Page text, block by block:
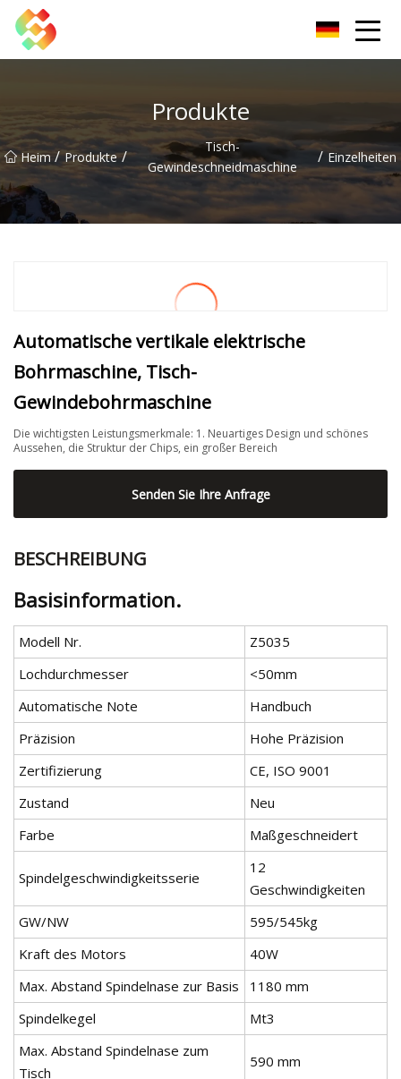
Produkte
Heim / Produkte /
Tisch-
Gewindeschneidmaschine
/ Einzelheiten
Automatische vertikale elektrische
Bohrmaschine, Tisch-
Gewindebohrmaschine
Die wichtigsten Leistungsmerkmale: 1. Neuartiges Design und schönes
Aussehen, die Struktur der Chips, ein großer Bereich
Senden Sie Ihre Anfrage
BESCHREIBUNG
Basisinformation.
Modell Nr.
Z5035
Lochdurchmesser
<50mm
Automatische Note
Handbuch
Präzision
Hohe Präzision
Zertifizierung
CE, ISO 9001
Zustand
Neu
Farbe
Maßgeschneidert
Spindelgeschwindigkeitsserie
12
Geschwindigkeiten
GW/NW
595/545kg
Kraft des Motors
40W
Max. Abstand Spindelnase zur Basis
1180 mm
Spindelkegel
Mt3
Max. Abstand Spindelnase zum
Tisch
590 mm